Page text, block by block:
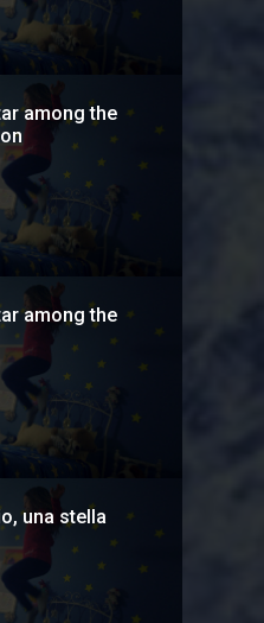
among the
among the
una stella